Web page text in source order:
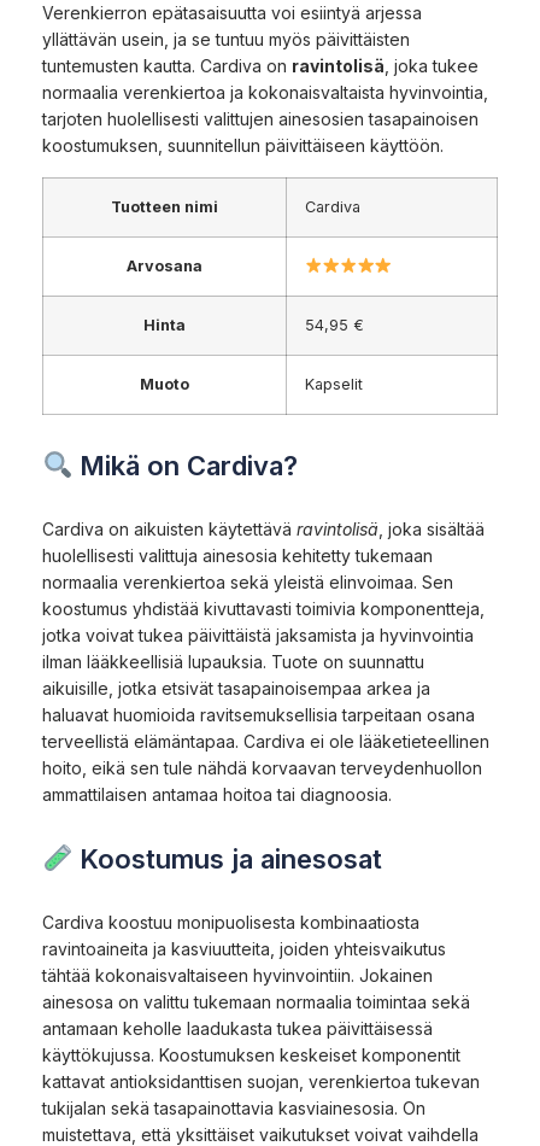
Verenkierron epätasaisuutta voi esiintyä arjessa
yllättävän usein, ja se tuntuu myös päivittäisten
tuntemusten kautta. Cardiva on ravintolisä , joka tukee
normaalia verenkiertoa ja kokonaisvaltaista hyvinvointia,
tarjoten huolellisesti valittujen ainesosien tasapainoisen
koostumuksen, suunnitellun päivittäiseen käyttöön.
Tuotteen nimi Cardiva
Arvosana
Hinta 54,95 €
Muoto Kapselit
Mikä on Cardiva?
Cardiva on aikuisten käytettävä ravintolisä , joka sisältää
huolellisesti valittuja ainesosia kehitetty tukemaan
normaalia verenkiertoa sekä yleistä elinvoimaa. Sen
koostumus yhdistää kivuttavasti toimivia komponentteja,
jotka voivat tukea päivittäistä jaksamista ja hyvinvointia
ilman lääkkeellisiä lupauksia. Tuote on suunnattu
aikuisille, jotka etsivät tasapainoisempaa arkea ja
haluavat huomioida ravitsemuksellisia tarpeitaan osana
terveellistä elämäntapaa. Cardiva ei ole lääketieteellinen
hoito, eikä sen tule nähdä korvaavan terveydenhuollon
ammattilaisen antamaa hoitoa tai diagnoosia.
Koostumus ja ainesosat
Cardiva koostuu monipuolisesta kombinaatiosta
ravintoaineita ja kasviuutteita, joiden yhteisvaikutus
tähtää kokonaisvaltaiseen hyvinvointiin. Jokainen
ainesosa on valittu tukemaan normaalia toimintaa sekä
antamaan keholle laadukasta tukea päivittäisessä
käyttökujussa. Koostumuksen keskeiset komponentit
kattavat antioksidanttisen suojan, verenkiertoa tukevan
tukijalan sekä tasapainottavia kasviainesosia. On
muistettava, että yksittäiset vaikutukset voivat vaihdella